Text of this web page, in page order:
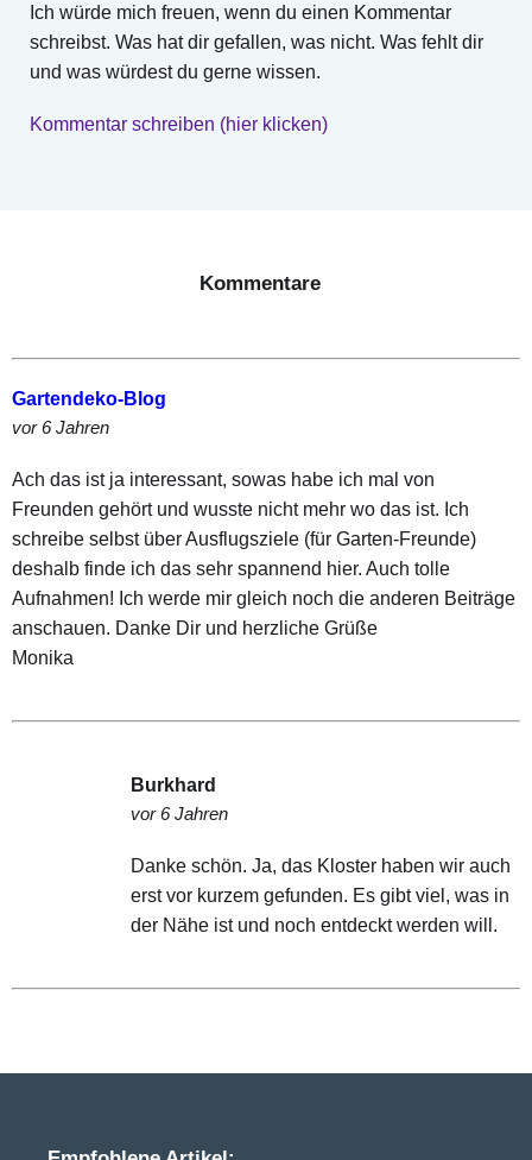
Ich würde mich freuen, wenn du einen Kommentar
schreibst. Was hat dir gefallen, was nicht. Was fehlt dir
und was würdest du gerne wissen.
Kommentar schreiben (hier klicken)
Kommentare
Gartendeko-Blog
vor 6 Jahren
Ach das ist ja interessant, sowas habe ich mal von
Freunden gehört und wusste nicht mehr wo das ist. Ich
schreibe selbst über Ausflugsziele (für Garten-Freunde)
deshalb finde ich das sehr spannend hier. Auch tolle
Aufnahmen! Ich werde mir gleich noch die anderen Beiträge
anschauen. Danke Dir und herzliche Grüße
Monika
Burkhard
vor 6 Jahren
Danke schön. Ja, das Kloster haben wir auch
erst vor kurzem gefunden. Es gibt viel, was in
der Nähe ist und noch entdeckt werden will.